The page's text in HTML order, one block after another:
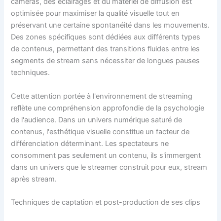
optimisée pour maximiser la qualité visuelle tout en
préservant une certaine spontanéité dans les mouvements.
Des zones spécifiques sont dédiées aux différents types
de contenus, permettant des transitions fluides entre les
segments de stream sans nécessiter de longues pauses
techniques.
Cette attention portée à l'environnement de streaming
reflète une compréhension approfondie de la psychologie
de l'audience. Dans un univers numérique saturé de
contenus, l'esthétique visuelle constitue un facteur de
différenciation déterminant. Les spectateurs ne
consomment pas seulement un contenu, ils s'immergent
dans un univers que le streamer construit pour eux, stream
après stream.
Techniques de captation et post-production de ses clips